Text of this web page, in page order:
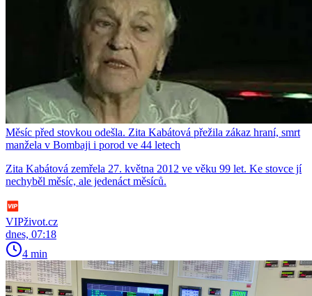
Měsíc před stovkou odešla. Zita Kabátová přežila zákaz hraní, smrt
manžela v Bombaji i porod ve 44 letech
Zita Kabátová zemřela 27. května 2012 ve věku 99 let. Ke stovce jí
nechyběl měsíc, ale jedenáct měsíců.
VIPživot.cz
dnes, 07:18
4 min